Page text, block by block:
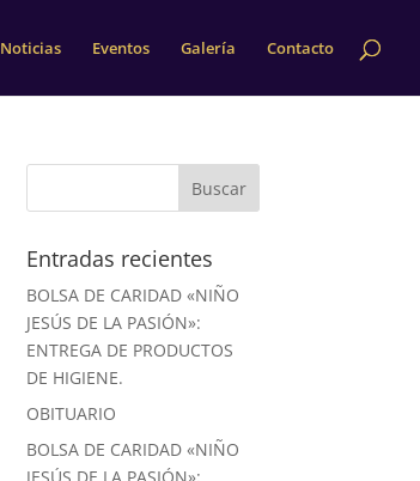
Noticias Eventos Galería Contacto
Entradas recientes
BOLSA DE CARIDAD «NIÑO
JESÚS DE LA PASIÓN»:
ENTREGA DE PRODUCTOS
DE HIGIENE.
OBITUARIO
BOLSA DE CARIDAD «NIÑO